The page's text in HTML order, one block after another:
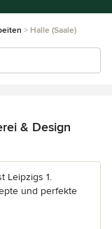
Halle (Saale)
& Design
Leipzigs 1.
und perfekte